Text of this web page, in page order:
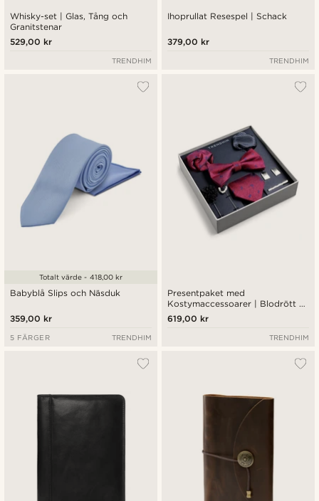
Whisky-set | Glas, Tång och
Granitstenar
529,00 kr
TRENDHIM
Ihoprullat Resespel | Schack
379,00 kr
TRENDHIM
Babyblå Slips och Näsduk
359,00 kr
Totalt värde - 418,00 kr
5 FÄRGER TRENDHIM
Presentpaket med
Kostymaccessoarer | Blodrött &
Kungsblå Bågmotiv-paket
619,00 kr
TRENDHIM